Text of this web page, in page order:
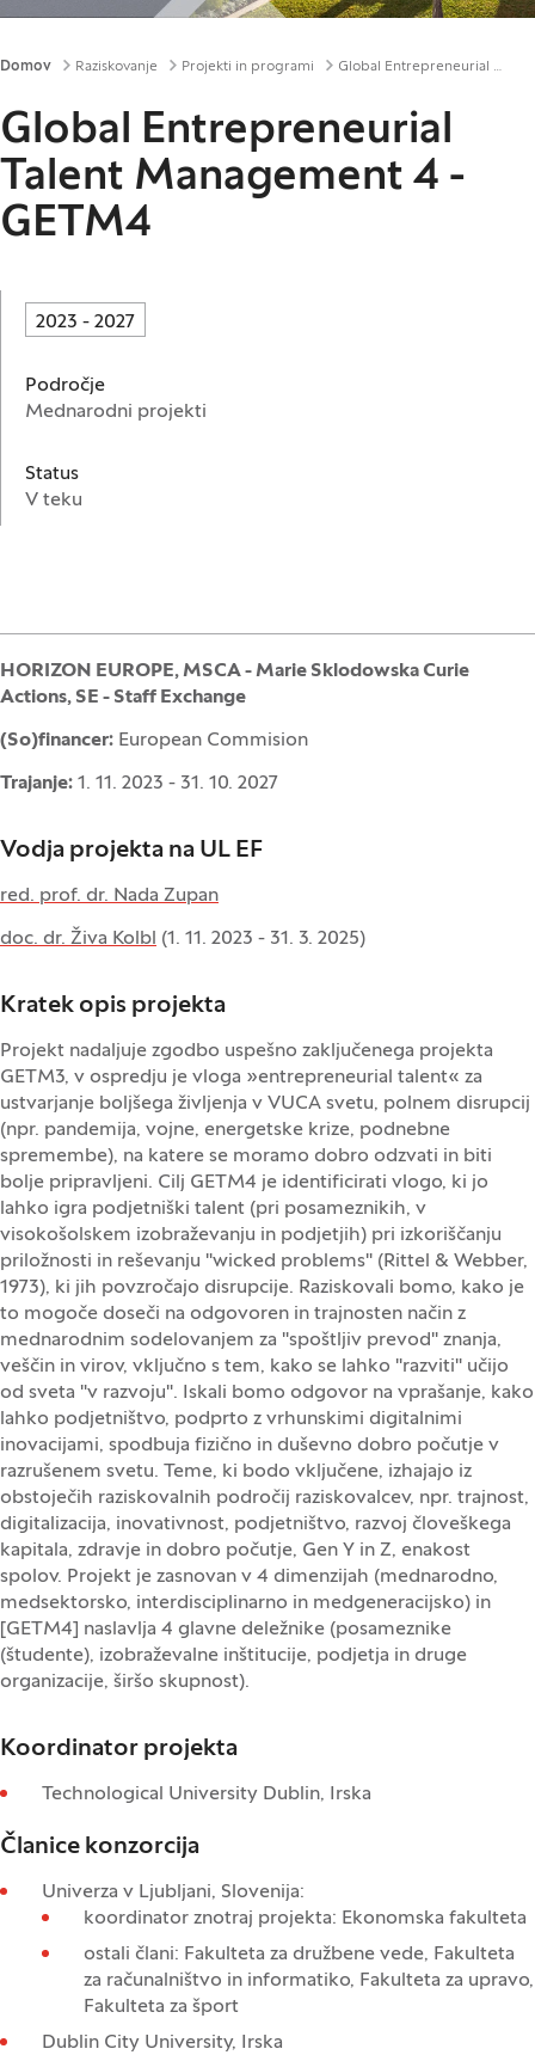
Drobtinice
Domov Raziskovanje Projekti in programi Global Entrepreneurial Talent Management 4 - GETM4
Global Entrepreneurial
Talent Management 4 -
GETM4
2023 - 2027
Področje
Mednarodni projekti
Status
V teku
HORIZON EUROPE, MSCA - Marie Sklodowska Curie
Actions, SE - Staff Exchange
(So)financer: European Commision
Trajanje: 1. 11. 2023 - 31. 10. 2027
Vodja projekta na UL EF
red. prof. dr. Nada Zupan
doc. dr. Živa Kolbl (1. 11. 2023 - 31. 3. 2025)
Kratek opis projekta
Projekt nadaljuje zgodbo uspešno zaključenega projekta
GETM3, v ospredju je vloga »entrepreneurial talent« za
ustvarjanje boljšega življenja v VUCA svetu, polnem disrupcij
(npr. pandemija, vojne, energetske krize, podnebne
spremembe), na katere se moramo dobro odzvati in biti
bolje pripravljeni. Cilj GETM4 je identificirati vlogo, ki jo
lahko igra podjetniški talent (pri posameznikih, v
visokošolskem izobraževanju in podjetjih) pri izkoriščanju
priložnosti in reševanju "wicked problems" (Rittel & Webber,
1973), ki jih povzročajo disrupcije. Raziskovali bomo, kako je
to mogoče doseči na odgovoren in trajnosten način z
mednarodnim sodelovanjem za "spoštljiv prevod" znanja,
veščin in virov, vključno s tem, kako se lahko "razviti" učijo
od sveta "v razvoju". Iskali bomo odgovor na vprašanje, kako
lahko podjetništvo, podprto z vrhunskimi digitalnimi
inovacijami, spodbuja fizično in duševno dobro počutje v
razrušenem svetu. Teme, ki bodo vključene, izhajajo iz
obstoječih raziskovalnih področij raziskovalcev, npr. trajnost,
digitalizacija, inovativnost, podjetništvo, razvoj človeškega
kapitala, zdravje in dobro počutje, Gen Y in Z, enakost
spolov. Projekt je zasnovan v 4 dimenzijah (mednarodno,
medsektorsko, interdisciplinarno in medgeneracijsko) in
[GETM4] naslavlja 4 glavne deležnike (posameznike
(študente), izobraževalne inštitucije, podjetja in druge
organizacije, širšo skupnost).
Koordinator projekta
Technological University Dublin, Irska
Članice konzorcija
Univerza v Ljubljani, Slovenija:
koordinator znotraj projekta: Ekonomska fakulteta
ostali člani: Fakulteta za družbene vede, Fakulteta
za računalništvo in informatiko, Fakulteta za upravo,
Fakulteta za šport
Dublin City University, Irska